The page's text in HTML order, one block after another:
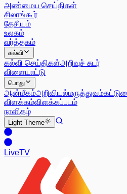
அண்மைய செய்திகள்
சிலாங்கூர்
தேசியம்
உலகம்
வர்த்தகம்
கல்வி
கல்வி செய்திகள்அறிவுச் சுடர்
விளையாட்டு
பொது
ஆன்மீகம்அறிவியல்மருத்துவம்
விளக்கம்விளக்கப்படம்
நாளிதழ்
Light Theme
LiveTV